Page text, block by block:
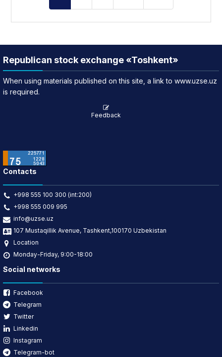
Republican stock exchange «Toshkent»
When using materials published on this site, a link to www.uzse.uz
is required.
Feedback
Contacts
+998 555 100 300 (int:200)
+998 555 009 995
info@uzse.uz
107 Mustaqillik Avenue, Tashkent,100170 Uzbekistan
Location
Monday-Friday, 9:00-18:00
Social networks
Facebook
Telegram
Twitter
Linkedin
Instagram
Telegram-bot